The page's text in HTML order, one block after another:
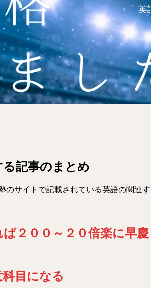
英
る記事のまとめ
のサイトで記載されている英語の関連す
２００～２０倍楽に早
目になる